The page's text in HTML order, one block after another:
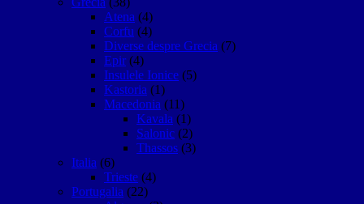
Atena (4)
Corfu (4)
Diverse despre Grecia (7)
Epir (4)
Insulele Ionice (5)
Kastoria (1)
Macedonia (11)
Kavala (1)
Salonic (2)
Thassos (3)
Italia (6)
Trieste (4)
Portugalia (22)